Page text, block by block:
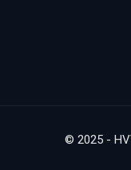
© 2025 -